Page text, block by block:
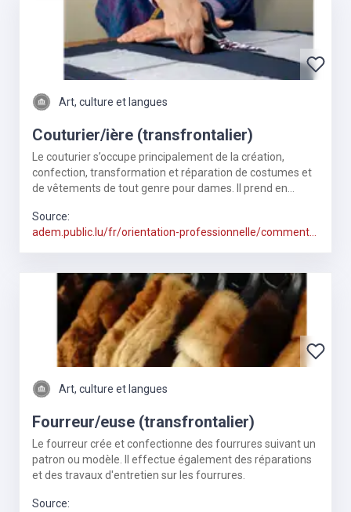
Art, culture et langues
Couturier/ière (transfrontalier)
Le couturier s’occupe principalement de la création,
confection, transformation et réparation de costumes et
de vêtements de tout genre pour dames. Il prend en
Source:
adem.public.lu/fr/orientation-professionnelle/comment-
Art, culture et langues
Fourreur/euse (transfrontalier)
Le fourreur crée et confectionne des fourrures suivant un
patron ou modèle. Il effectue également des réparations
et des travaux d'entretien sur les fourrures.
Source: